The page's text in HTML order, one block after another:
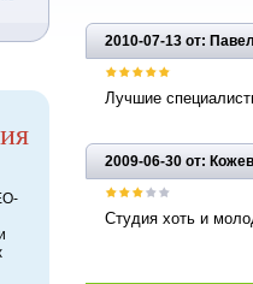
2010-07-13 от:
Лучшие
2009-06-30 от:
Студия хоть и